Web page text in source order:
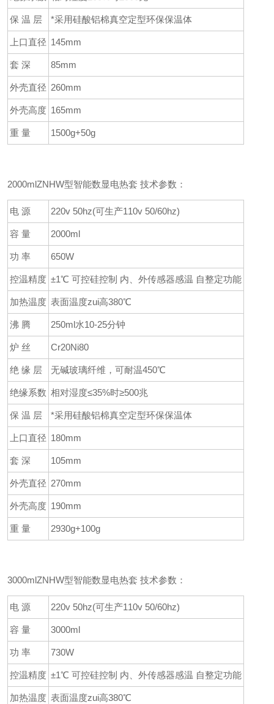
保 温 层 *采用硅酸铝棉真空定型环保保温体
上口直径 145mm
套 深 85mm
外壳直径 260mm
外壳高度 165mm
重 量 1500g+50g
2000mlZNHW型智能数显电热套 技术参数：
电 源 220v 50hz(可生产110v 50/60hz)
容 量 2000ml
功 率 650W
控温精度 ±1℃ 可控硅控制 内、外传感器感温 自整定功能
加热温度 表面温度zui高380℃
沸 腾 250ml水10-25分钟
炉 丝 Cr20Ni80
绝 缘 层 无碱玻璃纤维，可耐温450℃
绝缘系数 相对湿度≤35%时≥500兆
保 温 层 *采用硅酸铝棉真空定型环保保温体
上口直径 180mm
套 深 105mm
外壳直径 270mm
外壳高度 190mm
重 量 2930g+100g
3000mlZNHW型智能数显电热套 技术参数：
电 源 220v 50hz(可生产110v 50/60hz)
容 量 3000ml
功 率 730W
控温精度 ±1℃ 可控硅控制 内、外传感器感温 自整定功能
加热温度 表面温度zui高380℃